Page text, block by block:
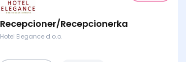
Recepcioner/Recepcionerka
Hotel Elegance d.o.o.